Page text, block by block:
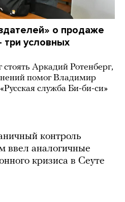
о продаже
условных
Аркадий Ротенберг,
помог Владимир
служба Би-би-си»
контроль
ввел аналогичные
кризиса в Сеуте